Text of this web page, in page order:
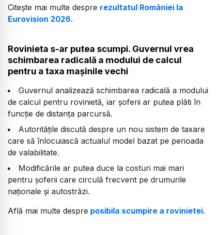
Citește mai multe despre rezultatul României la
Eurovision 2026.
Rovinieta s-ar putea scumpi. Guvernul vrea
schimbarea radicală a modului de calcul
pentru a taxa mașinile vechi
Guvernul analizează schimbarea radicală a modului
de calcul pentru rovinietă, iar șoferii ar putea plăti în
funcție de distanța parcursă.
Autoritățile discută despre un nou sistem de taxare
care să înlocuiască actualul model bazat pe perioada
de valabilitate.
Modificările ar putea duce la costuri mai mari
pentru șoferii care circulă frecvent pe drumurile
naționale și autostrăzi.
Află mai multe despre posibila scumpire a rovinietei.